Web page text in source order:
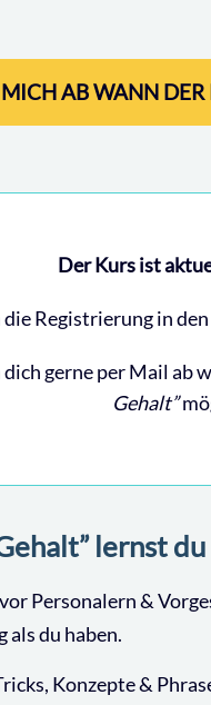
AB WANN DER
Der Kurs ist
Registrierung in
gerne per Mail ab
Gehalt”
lernst
vor Personalern &
als du haben.
Konzepte &